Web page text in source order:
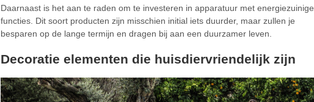
Daarnaast is het aan te raden om te investeren in apparatuur met energiezuinige
functies. Dit soort producten zijn misschien initial iets duurder, maar zullen je
besparen op de lange termijn en dragen bij aan een duurzamer leven.
Decoratie elementen die huisdiervriendelijk zijn